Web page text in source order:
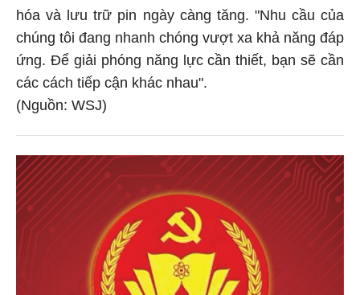
hóa và lưu trữ pin ngày càng tăng. "Nhu cầu của
chúng tôi đang nhanh chóng vượt xa khả năng đáp
ứng. Để giải phóng năng lực cần thiết, bạn sẽ cần
các cách tiếp cận khác nhau".
(Nguồn: WSJ)